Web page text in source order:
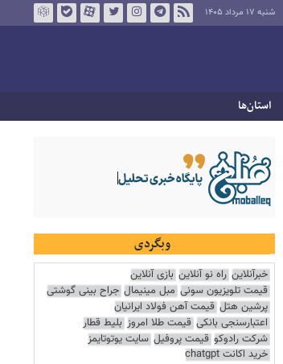
شنبه ۱۷ مرداد ۱۴۰۵
استان‌ها
وبگردی
خبرآنلاین راه نو آنلاین بازی آنلاین
قیمت تلویزیون سونی مبل مینیمال جراح بینی گوشتی
پرشین هتل قیمت آهن فولاد ایرانیان
اعتبارسنجی بانکی قیمت طلا امروز بلیط قطار
شرکت رادوکو قیمت پروفیل سایت یوتوتایمز
خرید اکانت chatgpt